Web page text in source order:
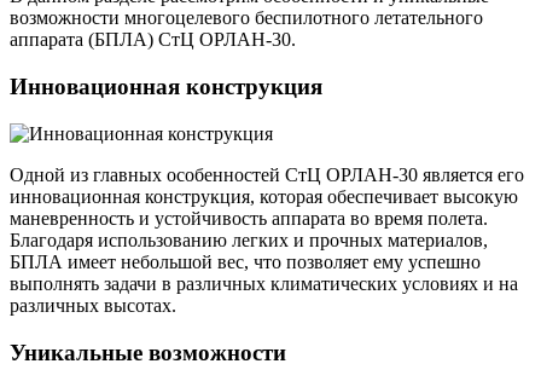
возможности многоцелевого беспилотного летательного
аппарата (БПЛА) СтЦ ОРЛАН-30.
Инновационная конструкция
Одной из главных особенностей СтЦ ОРЛАН-30 является его
инновационная конструкция, которая обеспечивает высокую
маневренность и устойчивость аппарата во время полета.
Благодаря использованию легких и прочных материалов,
БПЛА имеет небольшой вес, что позволяет ему успешно
выполнять задачи в различных климатических условиях и на
различных высотах.
Уникальные возможности